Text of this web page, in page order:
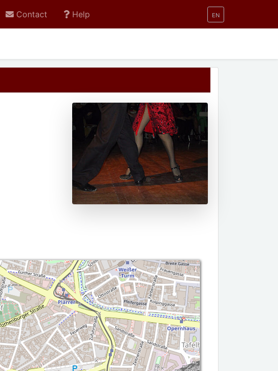
Contact Help EN